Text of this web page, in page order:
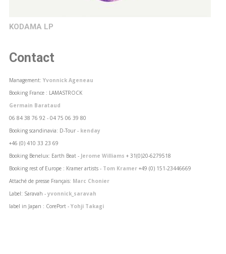
KODAMA LP
Contact
Management: Yvonnick Ageneau
Booking France : LAMASTROCK
Germain Barataud
06 84 38 76 92 - 04 75 06 39 80
Booking scandinavia: D-Tour - kenday
+46 (0) 410 33 23 69
Booking Benelux: Earth Beat - Jerome Williams + 31(0)20-6279518
Booking rest of Europe : Kramer artists - Tom Kramer+49 (0) 151-23446669
Attaché de presse Français: Marc Chonier
Label: Saravah - yvonnick_saravah
label in Japan : CorePort - Yohji Takagi